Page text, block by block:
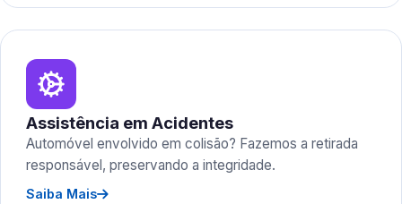
Assistência em Acidentes
Automóvel envolvido em colisão? Fazemos a retirada
responsável, preservando a integridade.
Saiba Mais